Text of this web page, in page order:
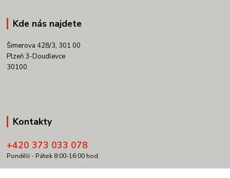
Kde nás najdete
Šimerova 428/3, 301 00
Plzeň 3-Doudlevce
30100
Kontakty
+420 373 033 078
Pondělí - Pátek 8:00-16:00 hod.